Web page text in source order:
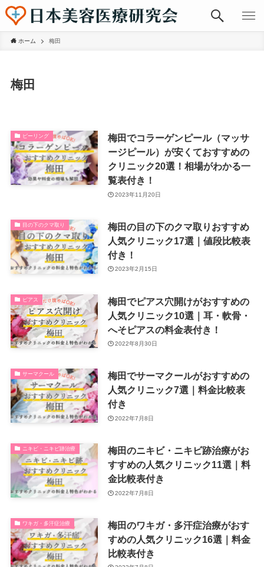
ホーム 梅田
梅田
ピーリング
梅田でコラーゲンピール（マッサ
ージピール）が安くておすすめの
クリニック20選！相場がわかる一
覧表付き！
2023年11月20日
目の下のクマ取り
梅田の目の下のクマ取りおすすめ
人気クリニック17選｜値段比較表
付き！
2023年2月15日
ピアス
梅田でピアス穴開けがおすすめの
人気クリニック10選｜耳・軟骨・
へそピアスの料金表付き！
2022年8月30日
サーマクール
梅田でサーマクールがおすすめの
人気クリニック7選｜料金比較表
付き
2022年7月8日
ニキビ・ニキビ跡治療
梅田のニキビ・ニキビ跡治療がお
すすめの人気クリニック11選｜料
金比較表付き
2022年7月8日
ワキガ・多汗症治療
梅田のワキガ・多汗症治療がおす
すめの人気クリニック16選｜料金
比較表付き